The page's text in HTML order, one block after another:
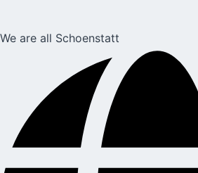
We are all Schoenstatt